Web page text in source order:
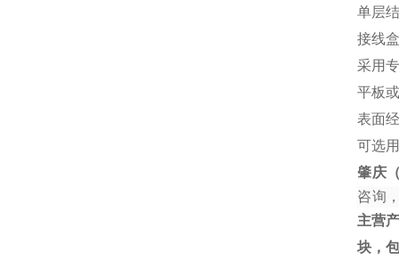
单层
接线
采用
平板
表面
可选
肇庆
咨询
主营
块，